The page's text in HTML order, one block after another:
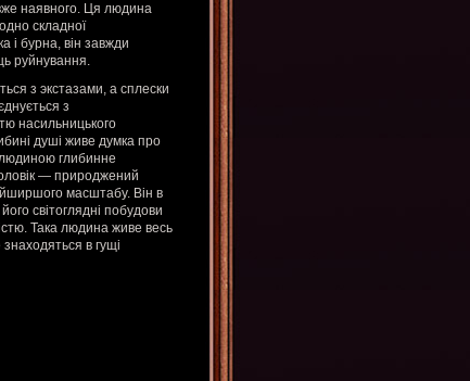
наявного. Ця людина
складної
і бурна, він завжди
руйнування.
з экстазами, а сплески
з
насильницького
душі живе думка про
глибинне
— природжений
масштабу. Він в
світоглядні побудови
Така людина живе весь
в гущі